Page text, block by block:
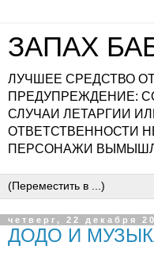
ЗАПАХ
ЛУЧШЕЕ СРЕДСТВО
ПРЕДУПРЕЖДЕНИЕ:
СЛУЧАИ ЛЕТАРГИИ
ОТВЕТСТВЕННОСТИ
ПЕРСОНАЖИ
четверг, 22 декабря
ДОДО И